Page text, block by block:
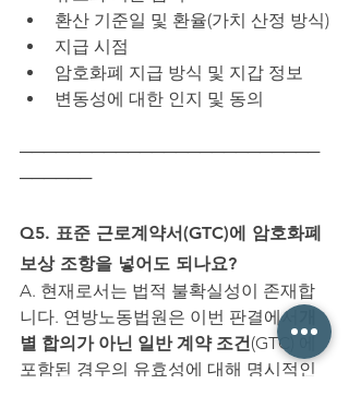
환산 기준일 및 환율(가치 산정 방식)
지급 시점
암호화폐 지급 방식 및 지갑 정보
변동성에 대한 인지 및 동의
─────────────────────────
──────
Q5. 표준 근로계약서(GTC)에 암호화폐
보상 조항을 넣어도 되나요?
A. 현재로서는 법적 불확실성이 존재합
니다. 연방노동법원은 이번 판결에서
별 합의가 아닌 일반 계약 조건(GTC) 에
포함된 경우의 유효성에 대해 명시적인